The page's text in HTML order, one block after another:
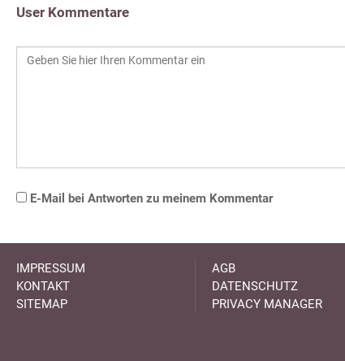
User Kommentare
E-Mail bei Antworten zu meinem Kommentar
IMPRESSUM
KONTAKT
SITEMAP
AGB
DATENSCHUTZ
PRIVACY MANAGER